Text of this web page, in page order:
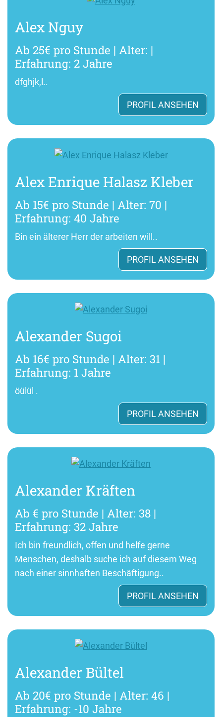
Alex Nguy
Ab 25€ pro Stunde | Alter: |
Erfahrung: 2 Jahre
dfghjk,l..
PROFIL ANSEHEN
Alex Enrique Halasz Kleber
Ab 15€ pro Stunde | Alter: 70 |
Erfahrung: 40 Jahre
Bin ein älterer Herr der arbeiten will..
PROFIL ANSEHEN
Alexander Sugoi
Ab 16€ pro Stunde | Alter: 31 |
Erfahrung: 1 Jahre
öülül .
PROFIL ANSEHEN
Alexander Kräften
Ab € pro Stunde | Alter: 38 |
Erfahrung: 32 Jahre
Ich bin freundlich, offen und helfe gerne
Menschen, deshalb suche ich auf diesem Weg
nach einer sinnhaften Beschäftigung..
PROFIL ANSEHEN
Alexander Bültel
Ab 20€ pro Stunde | Alter: 46 |
Erfahrung: -10 Jahre